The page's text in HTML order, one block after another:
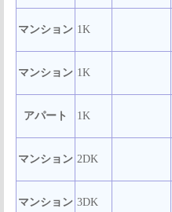
マンション 1K
マンション 1K
アパート 1K
マンション 2DK
マンション 3DK